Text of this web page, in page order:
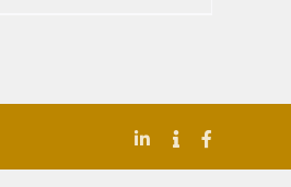
LinkedIn
Indeed